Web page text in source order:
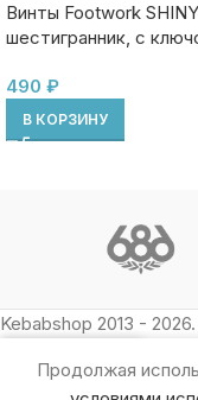
Винты Footwork
шестигранник, с
490 ₽
В КОРЗИНУ
Kebabshop 2013 - 2026.
Продолжая